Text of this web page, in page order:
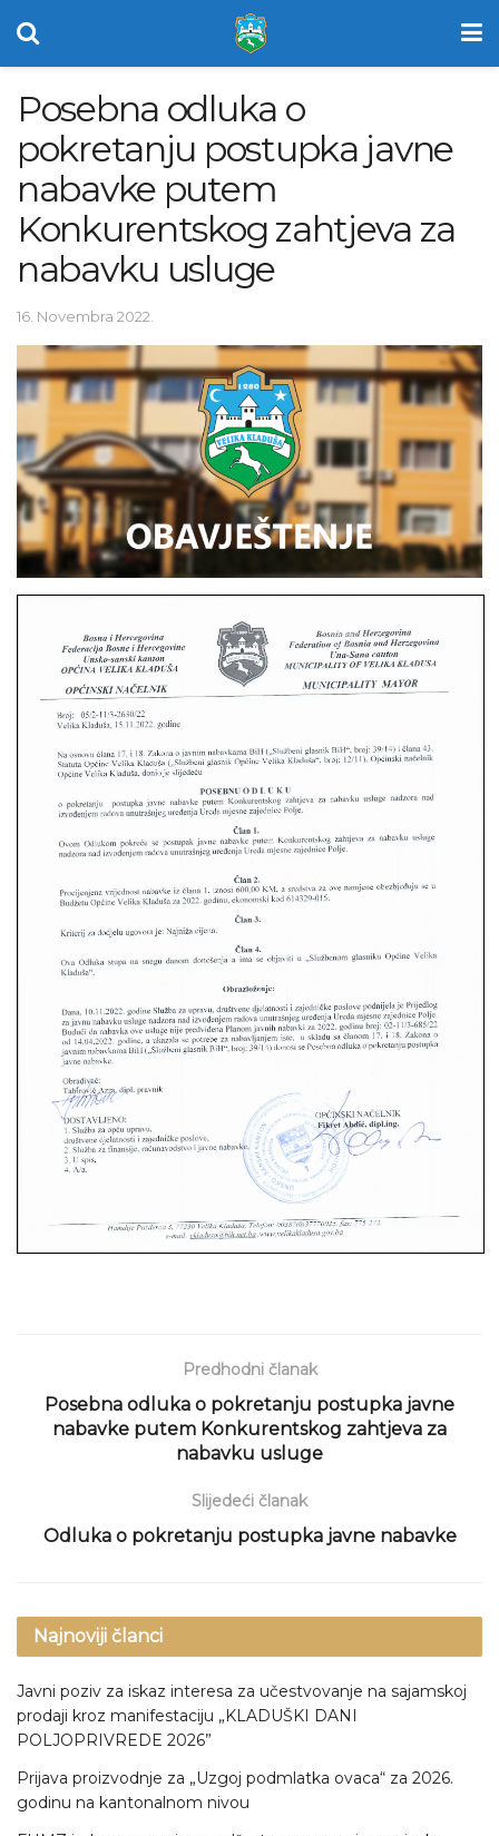
Posebna odluka o
pokretanju postupka javne
nabavke putem
Konkurentskog zahtjeva za
nabavku usluge
16. Novembra 2022.
Predhodni članak
Posebna odluka o pokretanju postupka javne
nabavke putem Konkurentskog zahtjeva za
nabavku usluge
Slijedeći članak
Odluka o pokretanju postupka javne nabavke
Najnoviji članci
Javni poziv za iskaz interesa za učestvovanje na sajamskoj
prodaji kroz manifestaciju „KLADUŠKI DANI
POLJOPRIVREDE 2026”
Prijava proizvodnje za „Uzgoj podmlatka ovaca“ za 2026.
godinu na kantonalnom nivou